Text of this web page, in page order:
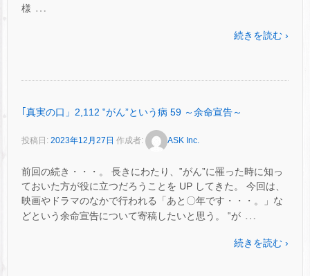
様 …
続きを読む ›
｢真実の口」2,112 ‟がん”という病 59 ～余命宣告～
投稿日: 2023年12月27日 作成者: ASK Inc.
前回の続き・・・。 長きにわたり、‟がん”に罹った時に知っ
ておいた方が役に立つだろうことを UP してきた。 今回は、
映画やドラマのなかで行われる「あと〇年です・・・。」な
どという余命宣告について寄稿したいと思う。 ‟が …
続きを読む ›